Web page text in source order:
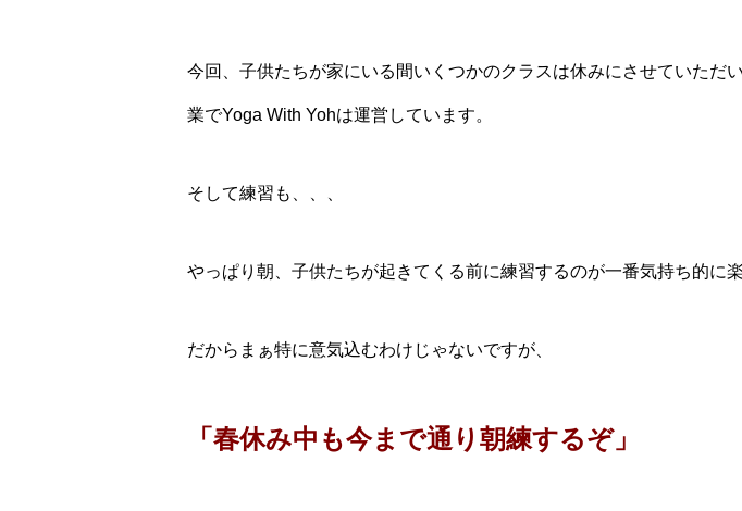
今回、子供たちが家にいる間いくつかのクラスは休みにさせていただ
業でYoga With Yohは運営しています。
そして練習も、、、
やっぱり朝、子供たちが起きてくる前に練習するのが一番気持ち的に
だからまぁ特に意気込むわけじゃないですが、
「春休み中も今まで通り朝練するぞ」